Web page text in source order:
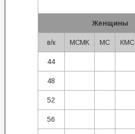
Женщины
в/к МСМК МС КМС
44
48
52
56